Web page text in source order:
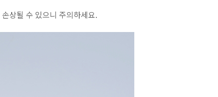
상될 수 있으니 주의하세요.